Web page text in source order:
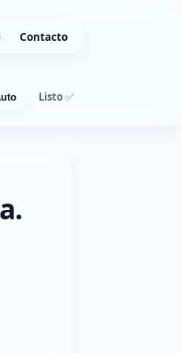
Contacto
Listo ✅